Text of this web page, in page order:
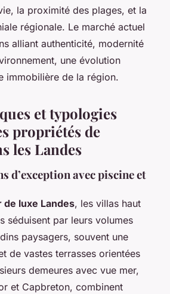
la proximité des plages, et la
régionale. Le marché actuel
alliant authenticité, modernité
une évolution
immobilière de la région.
et typologies
propriétés de
les Landes
d’exception avec piscine et
de luxe Landes, les villas haut
séduisent par leurs volumes
paysagers, souvent une
de vastes terrasses orientées
demeures avec vue mer,
et Capbreton, combinent